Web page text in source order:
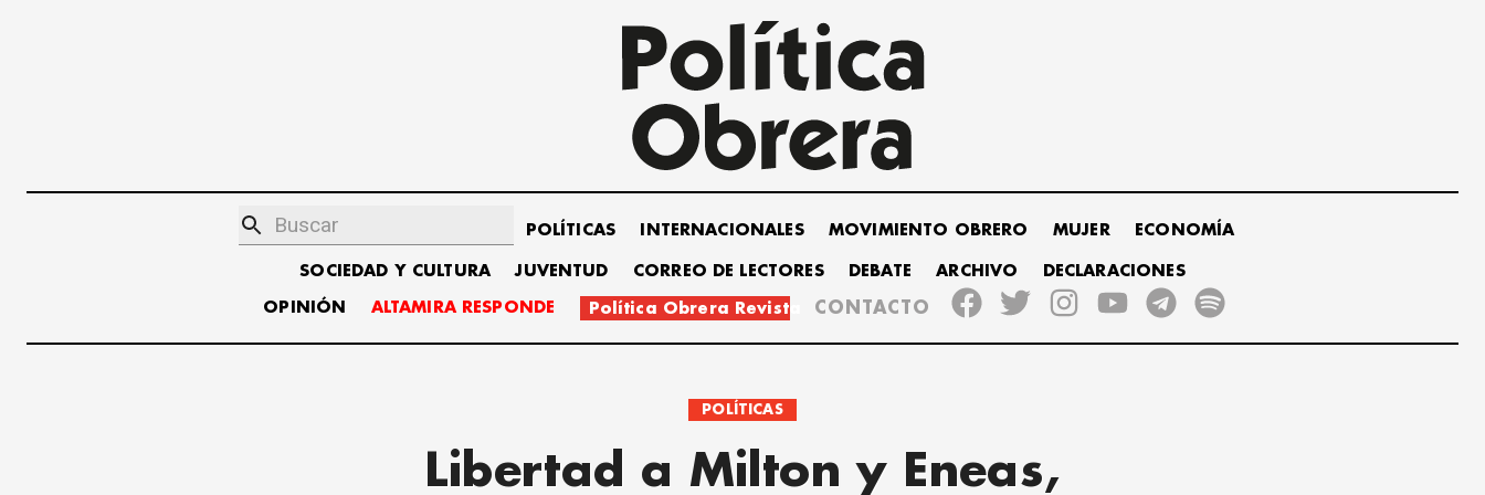
POLÍTICAS INTERNACIONALES MOVIMIENTO OBRERO MUJER ECONOMÍA
SOCIEDAD Y CULTURA JUVENTUD CORREO DE LECTORES DEBATE ARCHIVO DECLARACIONES
OPINIÓN ALTAMIRA RESPONDE Política Obrera Revista CONTACTO
POLÍTICAS
Libertad a Milton y Eneas,